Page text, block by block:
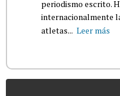
periodismo escrito.
internacionalmente
atletas... Leer más